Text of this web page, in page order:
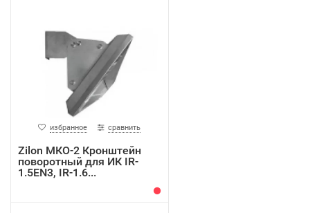
избранное сравнить
Zilon МКО-2 Кронштейн
поворотный для ИК IR-
1.5EN3, IR-1.6...